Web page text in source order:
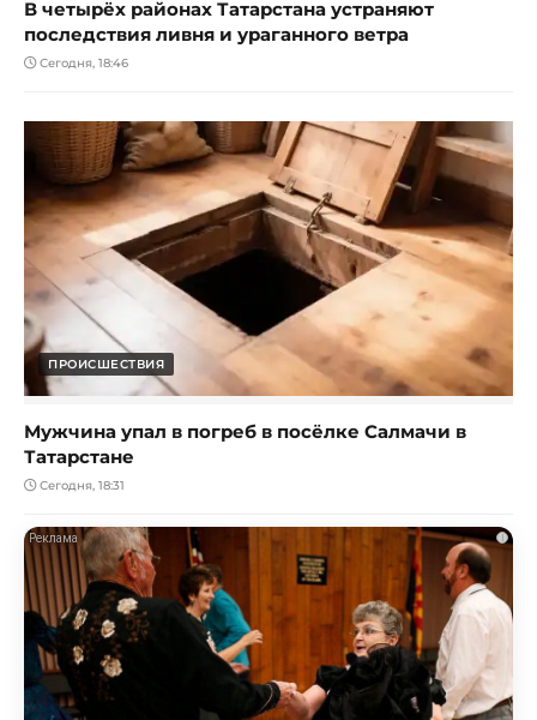
В четырёх районах Татарстана устраняют
последствия ливня и ураганного ветра
Сегодня, 18:46
ПРОИСШЕСТВИЯ
Мужчина упал в погреб в посёлке Салмачи в
Татарстане
Сегодня, 18:31
i